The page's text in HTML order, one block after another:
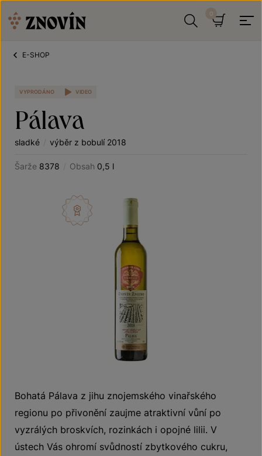
E-SHOP
VYPRODÁNO VIDEO
Pálava
sladké / výběr z bobulí 2018
Šarže 8378 / Obsah 0,5 l
Bohatá Pálava z jihu znojemského vinařského
regionu po přivonění zaujme atraktivní vůní po
vyzrálých broskvích, rozinkách i opojné lilii. V
ústech Vás ohromí svůdností zbytkového cukru,